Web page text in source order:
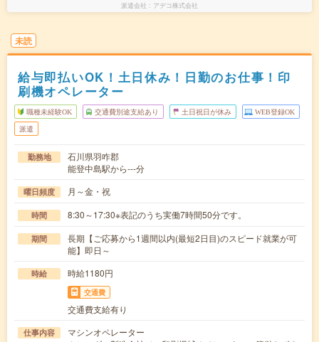
派遣会社 アデコ株式会社
未読
給与即払いOK！土日休み！日勤のお仕事！印
刷機オペレーター
職種未経験OK 交通費別途支給あり 土日祝日が休み WEB登録OK
派遣
勤務地
石川県羽咋郡
能登中島駅から---分
曜日頻度 月～金・祝
時間 8:30～17:30※表記のうち実働7時間50分です。
期間
長期【ご応募から1週間以内(最短2日目)のスピード就業が可
能】即日～
時給 時給1180円
交通費
交通費支給有り
仕事内容
マシンオペレーター